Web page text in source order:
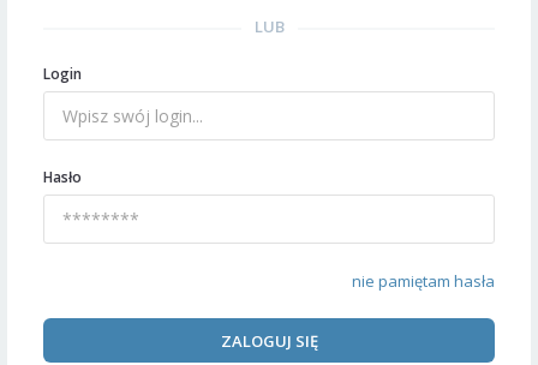
LUB
Login
Hasło
nie pamiętam hasła
ZALOGUJ SIĘ